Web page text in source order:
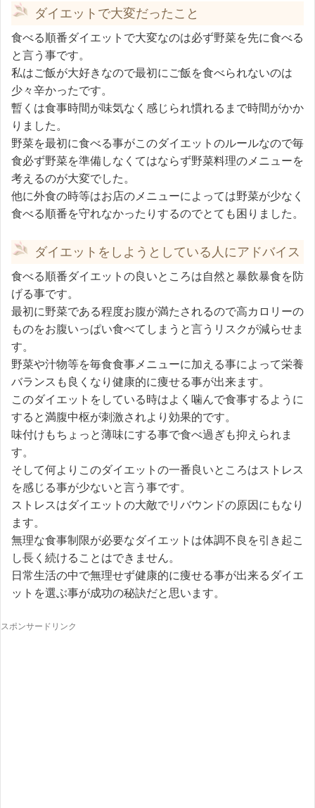
ダイエットで大変だったこと
食べる順番ダイエットで大変なのは必ず野菜を先に食べる
と言う事です。
私はご飯が大好きなので最初にご飯を食べられないのは
少々辛かったです。
暫くは食事時間が味気なく感じられ慣れるまで時間がかか
りました。
野菜を最初に食べる事がこのダイエットのルールなので毎
食必ず野菜を準備しなくてはならず野菜料理のメニューを
考えるのが大変でした。
他に外食の時等はお店のメニューによっては野菜が少なく
食べる順番を守れなかったりするのでとても困りました。
ダイエットをしようとしている人にアドバイス
食べる順番ダイエットの良いところは自然と暴飲暴食を防
げる事です。
最初に野菜である程度お腹が満たされるので高カロリーの
ものをお腹いっぱい食べてしまうと言うリスクが減らせま
す。
野菜や汁物等を毎食食事メニューに加える事によって栄養
バランスも良くなり健康的に痩せる事が出来ます。
このダイエットをしている時はよく噛んで食事するように
すると満腹中枢が刺激されより効果的です。
味付けもちょっと薄味にする事で食べ過ぎも抑えられま
す。
そして何よりこのダイエットの一番良いところはストレス
を感じる事が少ないと言う事です。
ストレスはダイエットの大敵でリバウンドの原因にもなり
ます。
無理な食事制限が必要なダイエットは体調不良を引き起こ
し長く続けることはできません。
日常生活の中で無理せず健康的に痩せる事が出来るダイエ
ットを選ぶ事が成功の秘訣だと思います。
スポンサードリンク